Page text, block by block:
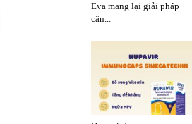
Eva mang lại giải pháp
cân...